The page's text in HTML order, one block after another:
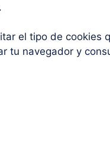
el tipo de cookies
tu navegador y